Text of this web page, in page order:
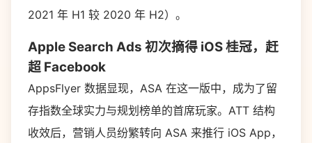
2021 年 H1 较 2020 年 H2）。
Apple Search Ads 初次摘得 iOS 桂冠，赶
超 Facebook
AppsFlyer 数据显现，ASA 在这一版中，成为了留
存指数全球实力与规划榜单的首席玩家。ATT 结构
收效后，营销人员纷繁转向 ASA 来推行 iOS App，